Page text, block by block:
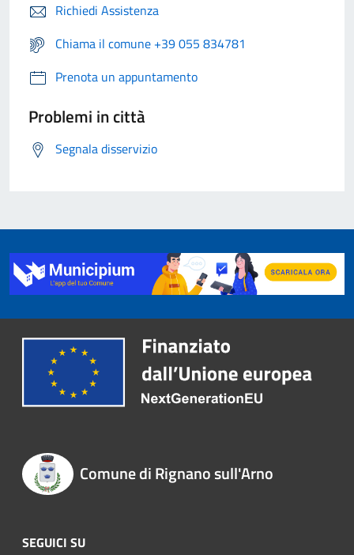
Richiedi Assistenza
Chiama il comune +39 055 834781
Prenota un appuntamento
Problemi in città
Segnala disservizio
Comune di Rignano sull'Arno
SEGUICI SU